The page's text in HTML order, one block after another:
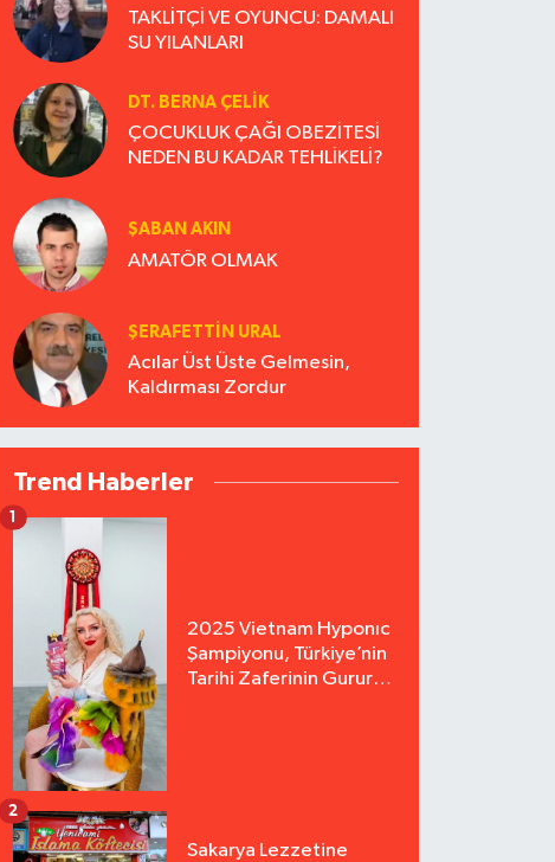
TAKLİTÇİ VE OYUNCU: DAMALI
SU YILANLARI
DT. BERNA ÇELIK
ÇOCUKLUK ÇAĞI OBEZİTESİ
NEDEN BU KADAR TEHLİKELİ?
ŞABAN AKIN
AMATÖR OLMAK
ŞERAFETTIN URAL
Acılar Üst Üste Gelmesin,
Kaldırması Zordur
Trend Haberler
2025 Vietnam Hyponıc
Şampiyonu, Türkiye’nin
Tarihi Zaferinin Gururu
1
Sakarya Lezzetine
2